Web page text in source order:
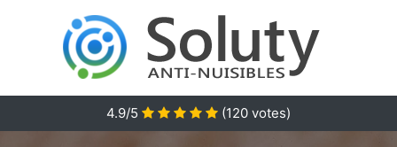
4.9/5 (120 votes)